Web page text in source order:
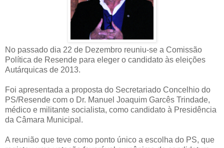
No passado dia 22 de Dezembro reuniu-se a Comissão
Política de Resende para eleger o candidato às eleições
Autárquicas de 2013.
Foi apresentada a proposta do Secretariado Concelhio do
PS/Resende com o Dr. Manuel Joaquim Garcês Trindade,
médico e militante socialista, como candidato à Presidência
da Câmara Municipal.
A reunião que teve como ponto único a escolha do PS, que